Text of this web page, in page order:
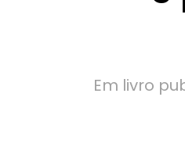
Em livro